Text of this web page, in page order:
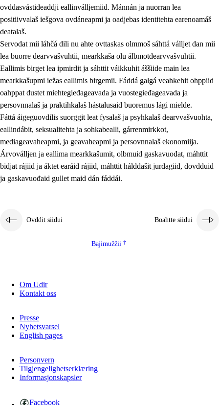
2. Oahppama prinsihpat, ovdáneapmi ja oahppahábmen
2.1 Sosiála oahppan ja ovdáneapmi
2.2 Gealbu fágain
2.3 Vuođđogálggat
2.4 Oahppat oahppat
Fágaidrasttideaddji fáttát
2.5 Fágaidrasttideaddji fáttát
ovddasvástideaddji eallinválljemiid. Mánnán ja nuorran lea
positiivvalaš iešgova ovdáneapmi ja oadjebas identitehta earenoamáš
deaŧalaš.
Servodat mii láhčá dili nu ahte ovttaskas olmmoš sáhttá válljet dan mii
lea buorre dearvvašvuhtii, mearkkaša olu álbmotdearvvašvuhtii.
Eallimis birget lea ipmirdit ja sáhttit váikkuhit áššiide main lea
mearkkašupmi iežas eallimis birgemii. Fáddá galgá veahkehit ohppiid
oahppat dustet miehtegieđageavada ja vuostegieđageavada ja
persovnnalaš ja praktihkalaš hástalusaid buoremus lági mielde.
Fáttá áigeguovdilis suorggit leat fysalaš ja psyhkalaš dearvvašvuohta,
eallindábit, seksualitehta ja sohkabealli, gárrenmirkkot,
mediageavaheapmi, ja geavaheapmi ja persovnnalaš ekonomiija.
Árvoválljen ja eallima mearkkašumit, olbmuid gaskavuođat, máhttit
bidjat rájiid ja áktet earáid rájiid, máhttit hálddašit jurdagiid, dovdduid
ja gaskavuođaid gullet maid dán fáddái.
Ovddit siidui Boahtte siidui
Bajimužžii
Om Udir
Kontakt oss
Presse
Nyhetsvarsel
English pages
Personvern
Tilgjengelighetserklæring
Informasjonskapsler
Facebook